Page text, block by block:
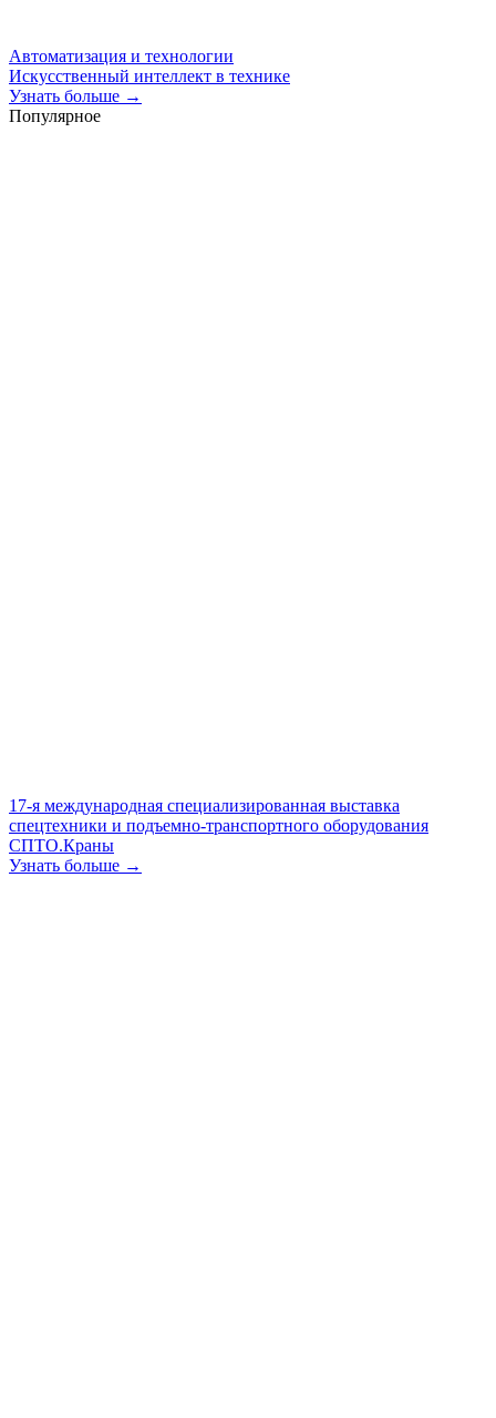
Автоматизация и технологии
Искусственный интеллект в технике
Узнать больше →
Популярное
17-я международная специализированная выставка
спецтехники и подъемно-транспортного оборудования
СПТО.Краны
Узнать больше →